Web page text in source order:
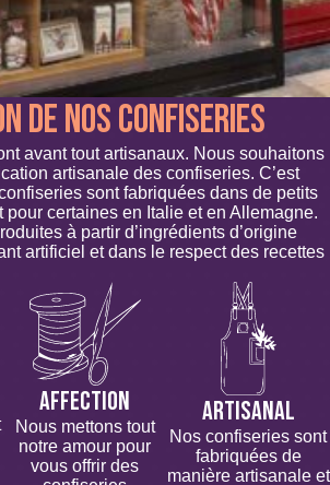
DE NOS CONFISERIES
avant tout artisanaux. Nous souhaitons
artisanale des confiseries. C’est
sont fabriquées dans de petits
pour certaines en Italie et en Allemagne.
à partir d’ingrédients d’origine
artificiel et dans le respect des recettes
Affection
Nous mettons tout
notre amour pour
vous offrir des
Artisanal
Nos confiseries sont
fabriquées de
manière artisanale et